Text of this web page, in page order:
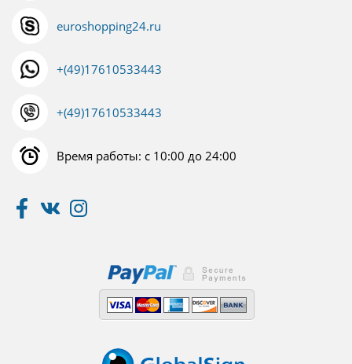
euroshopping24.ru
+(49)17610533443
+(49)17610533443
Время работы: с 10:00 до 24:00